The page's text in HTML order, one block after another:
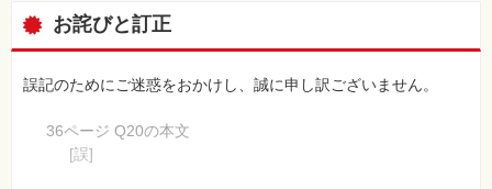
お詫びと訂正
誤記のためにご迷惑をおかけし、誠に申し訳ございません。
36ページ Q20の本文
[誤]